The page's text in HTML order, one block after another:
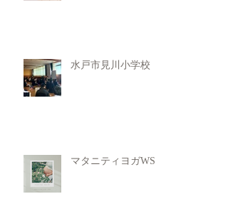
水戸市見川小学校
マタニティヨガWS